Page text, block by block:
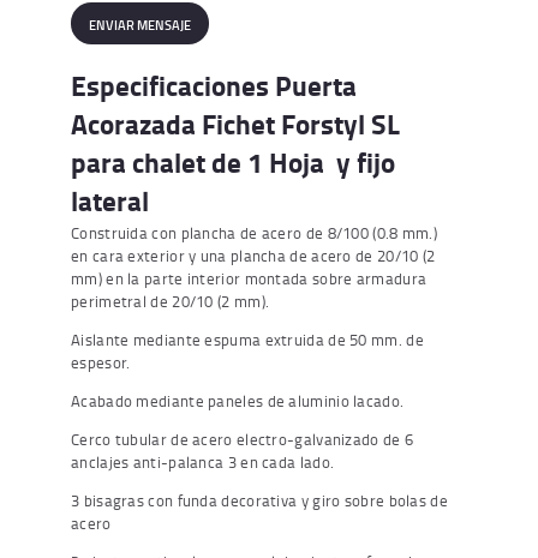
Especificaciones Puerta
Acorazada Fichet Forstyl SL
para chalet de 1 Hoja y fijo
lateral
Construida con plancha de acero de 8/100 (0.8 mm.)
en cara exterior y una plancha de acero de 20/10 (2
mm) en la parte interior montada sobre armadura
perimetral de 20/10 (2 mm).
Aislante mediante espuma extruida de 50 mm. de
espesor.
Acabado mediante paneles de aluminio lacado.
Cerco tubular de acero electro-galvanizado de 6
anclajes anti-palanca 3 en cada lado.
3 bisagras con funda decorativa y giro sobre bolas de
acero